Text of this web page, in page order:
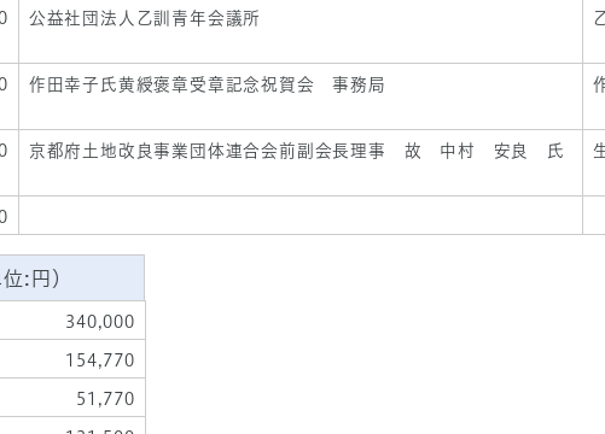
公益社団法人乙訓青年会議所
作田幸子氏黄綬褒章受章記念祝賀会 事務局
京都府土地改良事業団体連合会前副会長理事 故 中村 安良 氏
:円）
340,000
154,770
51,770